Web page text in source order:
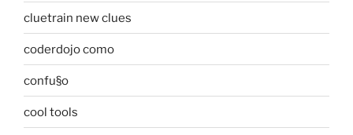
cluetrain new clues
coderdojo como
confu§o
cool tools